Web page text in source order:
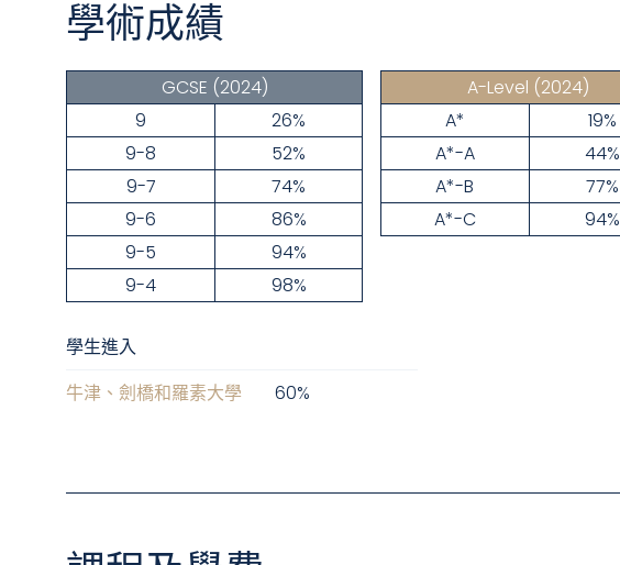
學術成績
GCSE (2024)
9
26%
9-8
52%
9-7
74%
9-6
86%
9-5
94%
9-4
98%
A-Level (2024)
A*
19%
A*-A
44%
A*-B
77%
A*-C
94%
學生進入
牛津、劍橋和羅素大學
60%